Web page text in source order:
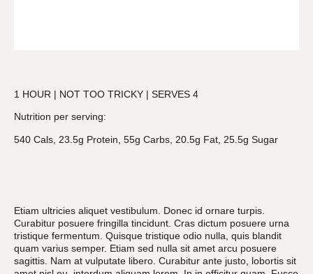
1 HOUR | NOT TOO TRICKY | SERVES 4
Nutrition per serving:
540 Cals, 23.5g Protein, 55g Carbs, 20.5g Fat, 25.5g Sugar
Etiam ultricies aliquet vestibulum. Donec id ornare turpis.
Curabitur posuere fringilla tincidunt. Cras dictum posuere urna
tristique fermentum. Quisque tristique odio nulla, quis blandit
quam varius semper. Etiam sed nulla sit amet arcu posuere
sagittis. Nam at vulputate libero. Curabitur ante justo, lobortis sit